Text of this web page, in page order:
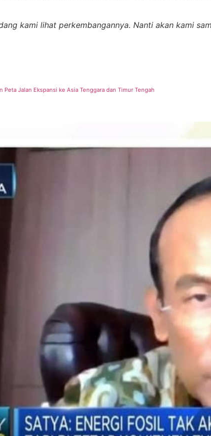
kami lihat perkembangannya. Nanti akan kami
Peta Jalan Ekspansi ke Asia Tenggara dan Timur Tengah